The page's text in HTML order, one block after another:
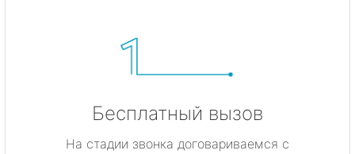
Бесплатный вызов
На стадии звонка договариваемся с